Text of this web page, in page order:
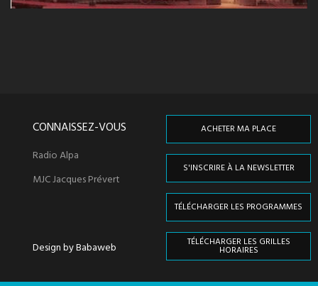
CONNAISSEZ-VOUS
Radio Alpa
MJC Jacques Prévert
Design by Babaweb
ACHETER MA PLACE
S'INSCRIRE À LA NEWSLETTER
TÉLÉCHARGER LES PROGRAMMES
TÉLÉCHARGER LES GRILLES
HORAIRES